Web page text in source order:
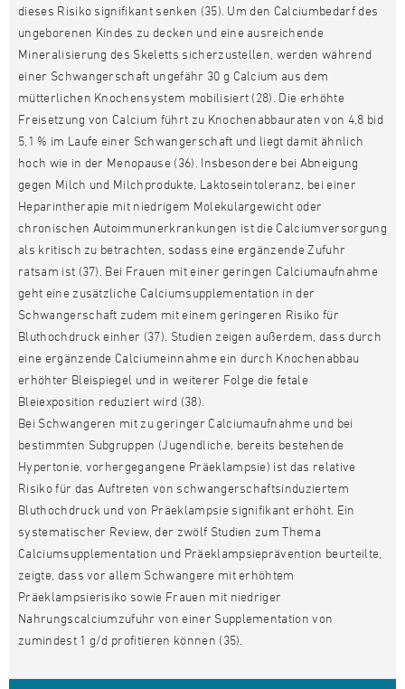
dieses Risiko signifikant senken (35). Um den Calciumbedarf des
ungeborenen Kindes zu decken und eine ausreichende
Mineralisierung des Skeletts sicherzustellen, werden während
einer Schwangerschaft ungefähr 30 g Calcium aus dem
mütterlichen Knochensystem mobilisiert (28). Die erhöhte
Freisetzung von Calcium führt zu Knochenabbauraten von 4,8 bid
5,1 % im Laufe einer Schwangerschaft und liegt damit ähnlich
hoch wie in der Menopause (36). Insbesondere bei Abneigung
gegen Milch und Milchprodukte, Laktoseintoleranz, bei einer
Heparintherapie mit niedrigem Molekulargewicht oder
chronischen Autoimmunerkrankungen ist die Calciumversorgung
als kritisch zu betrachten, sodass eine ergänzende Zufuhr
ratsam ist (37). Bei Frauen mit einer geringen Calciumaufnahme
geht eine zusätzliche Calciumsupplementation in der
Schwangerschaft zudem mit einem geringeren Risiko für
Bluthochdruck einher (37). Studien zeigen außerdem, dass durch
eine ergänzende Calciumeinnahme ein durch Knochenabbau
erhöhter Bleispiegel und in weiterer Folge die fetale
Bleiexposition reduziert wird (38).
Bei Schwangeren mit zu geringer Calciumaufnahme und bei
bestimmten Subgruppen (Jugendliche, bereits bestehende
Hypertonie, vorhergegangene Präeklampsie) ist das relative
Risiko für das Auftreten von schwangerschaftsinduziertem
Bluthochdruck und von Präeklampsie signifikant erhöht. Ein
systematischer Review, der zwölf Studien zum Thema
Calciumsupplementation und Präeklampsieprävention beurteilte,
zeigte, dass vor allem Schwangere mit erhöhtem
Präeklampsierisiko sowie Frauen mit niedriger
Nahrungscalciumzufuhr von einer Supplementation von
zumindest 1 g/d profitieren können (35).